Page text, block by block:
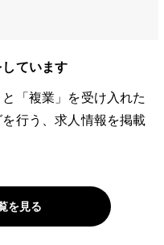
しています
「複業」を受け入れた
行う、求人情報を掲載
を見る